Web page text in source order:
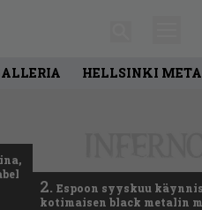
HELLSINKI
2. Espoon syyskuu
kotimaisen black metalin